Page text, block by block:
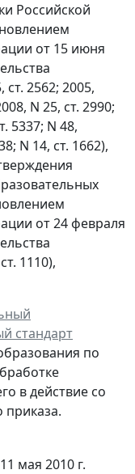
Российской
от 15 июня
2562; 2005,
N 25, ст. 2990;
5337; N 48,
N 14, ст. 1662),
от 24 февраля
1110),
стандарт
по
в действие со
приказа.
мая 2010 г.